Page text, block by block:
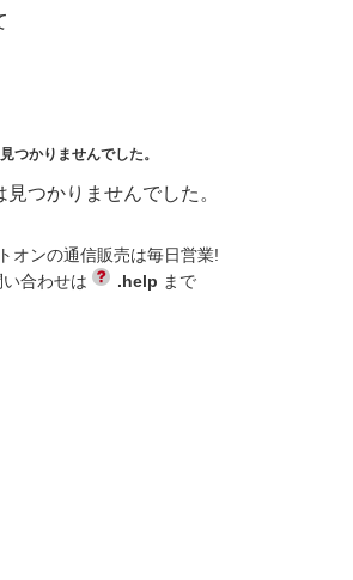
つかりませんでした。
見つかりませんでした。
オンの通信販売は毎日営業!
い合わせは
.help まで